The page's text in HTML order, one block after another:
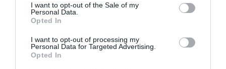
I want to opt-out of the Sale of my
Personal Data.
Opted In
I want to opt-out of processing my
Personal Data for Targeted Advertising.
Opted In
© foto di Federico Serra
Arriva la conferma ufficiale:
la sua avventura sulla panchina biancoceleste. È stato
infatti raggiunto l’accordo per il prolungamento del